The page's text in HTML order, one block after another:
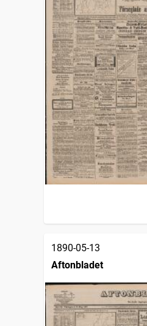
1890-05-13
Aftonbladet